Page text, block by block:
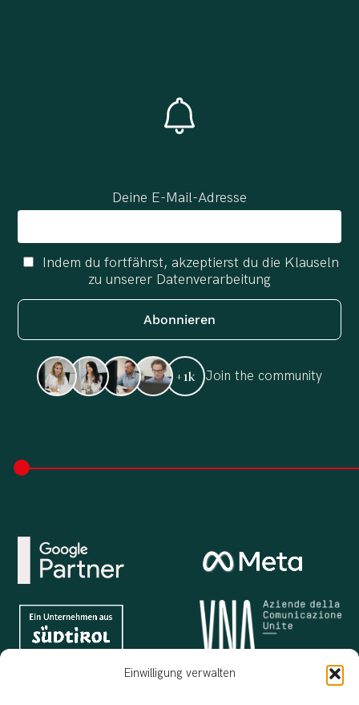
Einwilligung verwalten
Deine E-Mail-Adresse
Indem du fortfährst, akzeptierst du die Klauseln
zu unserer Datenverarbeitung
+1k Join the community